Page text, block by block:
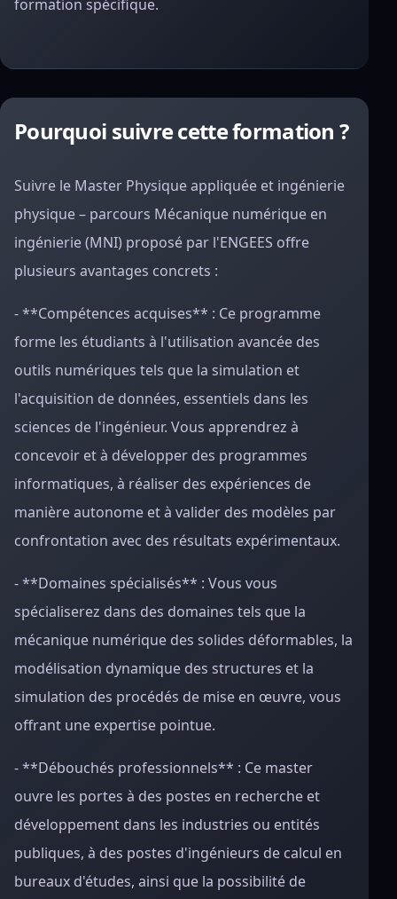
formation spécifique.
Pourquoi suivre cette formation ?
Suivre le Master Physique appliquée et ingénierie
physique – parcours Mécanique numérique en
ingénierie (MNI) proposé par l'ENGEES offre
plusieurs avantages concrets :
- **Compétences acquises** : Ce programme
forme les étudiants à l'utilisation avancée des
outils numériques tels que la simulation et
l'acquisition de données, essentiels dans les
sciences de l'ingénieur. Vous apprendrez à
concevoir et à développer des programmes
informatiques, à réaliser des expériences de
manière autonome et à valider des modèles par
confrontation avec des résultats expérimentaux.
- **Domaines spécialisés** : Vous vous
spécialiserez dans des domaines tels que la
mécanique numérique des solides déformables, la
modélisation dynamique des structures et la
simulation des procédés de mise en œuvre, vous
offrant une expertise pointue.
- **Débouchés professionnels** : Ce master
ouvre les portes à des postes en recherche et
développement dans les industries ou entités
publiques, à des postes d'ingénieurs de calcul en
bureaux d'études, ainsi que la possibilité de